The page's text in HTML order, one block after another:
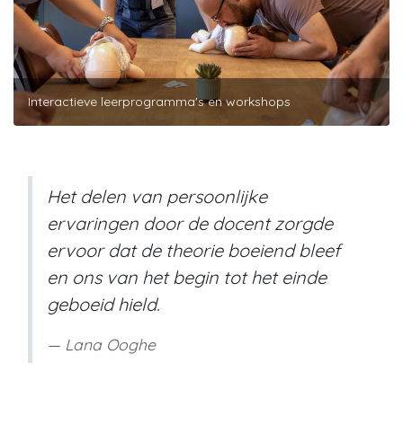
Interactieve leerprogramma's en workshops
Het delen van persoonlijke
ervaringen door de docent zorgde
ervoor dat de theorie boeiend bleef
en ons van het begin tot het einde
geboeid hield.
Lana Ooghe